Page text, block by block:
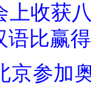
上收获
语比赢
京参加